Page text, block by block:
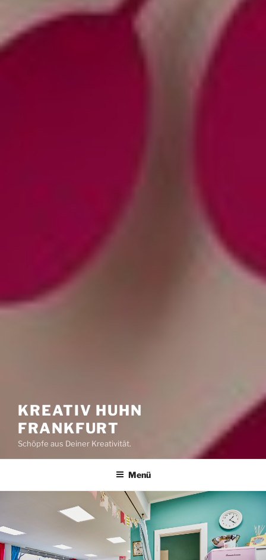
KREATIV HUHN
FRANKFURT
Schöpfe aus Deiner Kreativität.
Menü